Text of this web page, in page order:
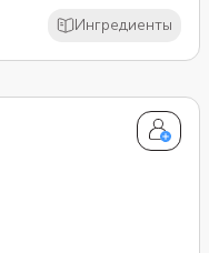
чтобы в итоге
к тыкве
Ингредиенты